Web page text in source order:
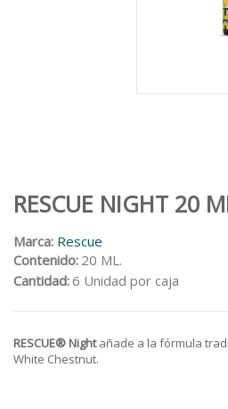
RESCUE NIGHT 20
Marca: Rescue
Contenido: 20 ML.
Cantidad:6 Unidad por caja
RESCUE® Nightañade a la fórmula
White Chestnut.